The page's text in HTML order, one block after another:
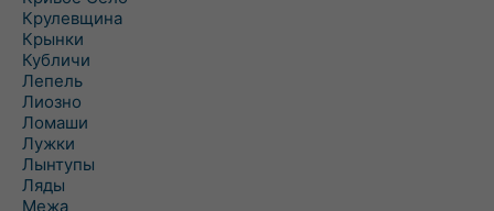
Крулевщина
Крынки
Кубличи
Лепель
Лиозно
Ломаши
Лужки
Лынтупы
Ляды
Межа